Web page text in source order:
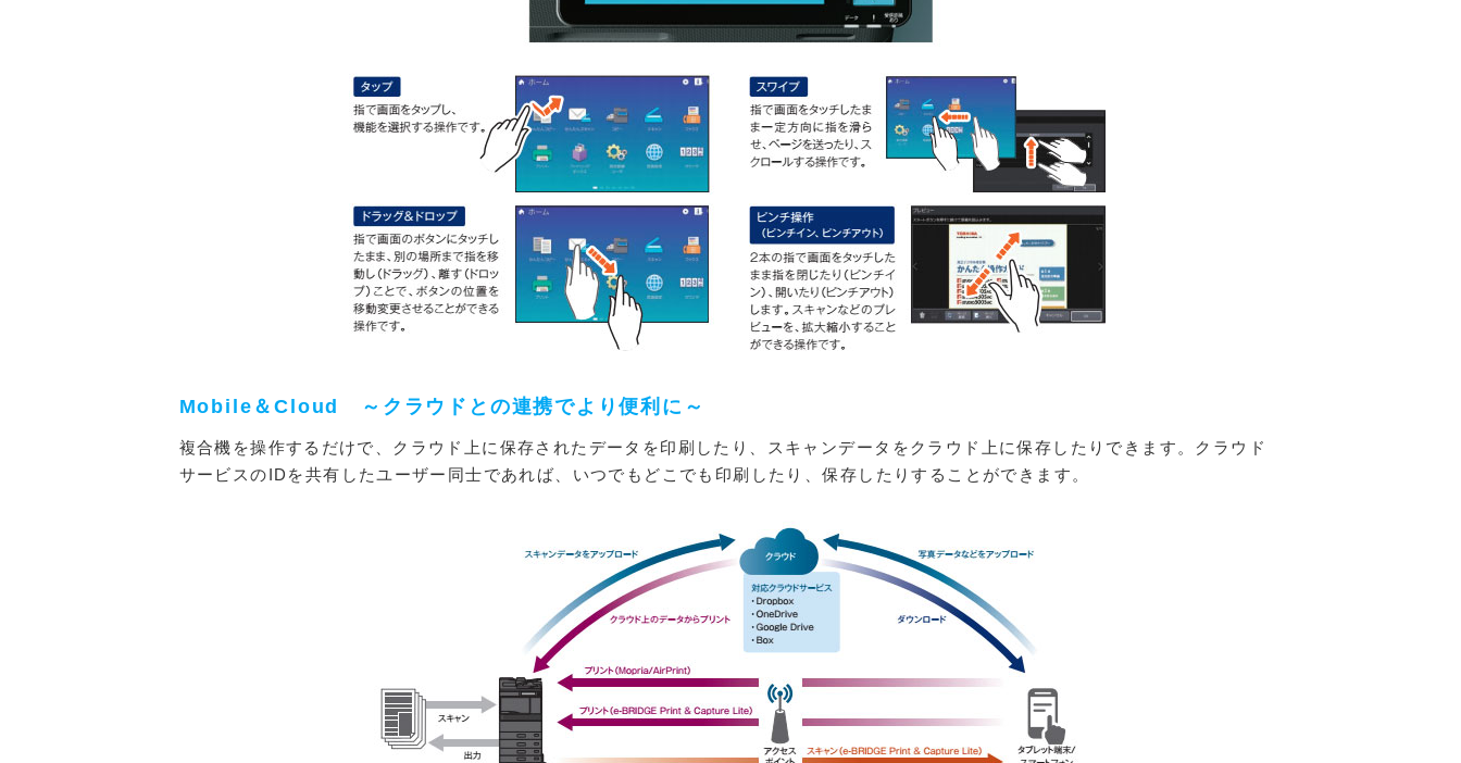
Mobile＆Cloud ～クラウドとの連携でより便利に～
複合機を操作するだけで、クラウド上に保存されたデータを印刷したり、スキャンデータをクラウド上に保存したりできます。クラウド
サービスのIDを共有したユーザー同士であれば、いつでもどこでも印刷したり、保存したりすることができます。